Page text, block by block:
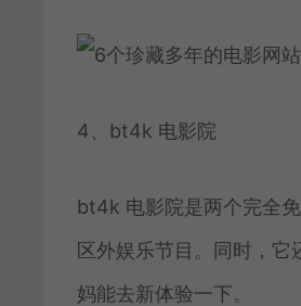
4、bt4k 电影院
bt4k 电影院是两个完全
区外娱乐节目。同时，
妈能去新体验一下。